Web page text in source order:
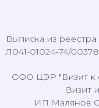
Выписка из
Л041-01024-74/
ООО ЦЭР "Визит к
Визит
ИП Малянов